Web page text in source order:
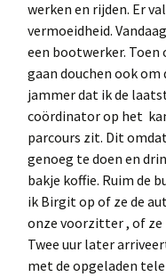
werken en rijden. Er
vermoeidheid.
een bootwerker. Toen
gaan douchen ook
jammer dat ik de
coördinator op het
parcours zit. Dit
genoeg te doen en
bakje koffie. Ruim de
ik Birgit op of ze de
onze voorzitter , of ze
Twee uur later
met de opgeladen